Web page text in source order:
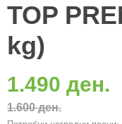
TOP
kg)
1.490 ден.
1.600 ден.